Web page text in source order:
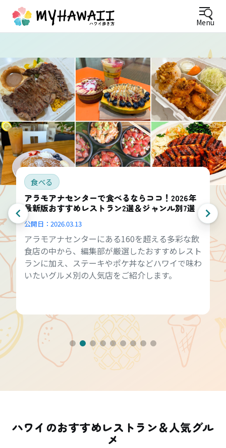
Menu
食べる
アラモアナセンターで食べるならココ！2026年
最新版おすすめレストラン2選＆ジャンル別7選
公開日： 2026.03.13
アラモアナセンターにある160を超える多彩な飲
食店の中から、編集部が厳選したおすすめレスト
ランに加え、ステーキやポケ丼などハワイで味わ
いたいグルメ別の人気店をご紹介します。
ハワイのおすすめレストラン＆人気グル
メ